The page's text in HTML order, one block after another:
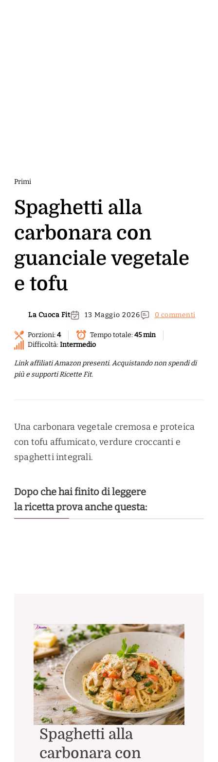
Primi
Spaghetti alla
carbonara con
guanciale vegetale
e tofu
La Cuoca Fit 13 Maggio 2026 0 commenti
Porzioni:4 Tempo totale:45 min
Difficoltà:Intermedio
Link affiliati Amazon presenti. Acquistando non spendi di
più e supporti Ricette Fit.
Una carbonara vegetale cremosa e proteica
con tofu affumicato, verdure croccanti e
spaghetti integrali.
Dopo che hai finito di leggere
la ricetta prova anche questa:
Spaghetti alla
carbonara con